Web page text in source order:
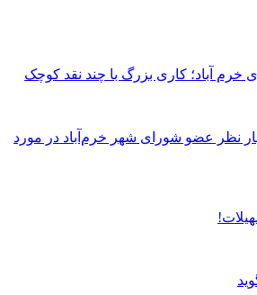
نظر عضو شورای شهر خرم‌آباد در مورد